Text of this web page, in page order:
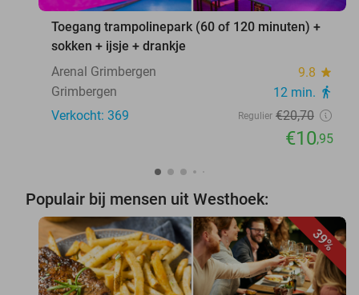
Toegang trampolinepark (60 of 120 minuten) +
sokken + ijsje + drankje
Arenal Grimbergen
9.8 star
Grimbergen 12 min. directions_walk
Verkocht: 369 Regulier €20,70
€10,95
Populair bij mensen uit Westhoek:
39%